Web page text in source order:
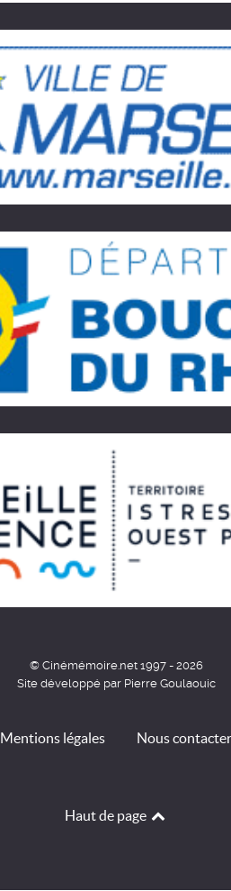
© Cinémémoire.net 1997 - 2026
Site développé par Pierre Goulaouic
Mentions légales Nous contacter
Haut de page